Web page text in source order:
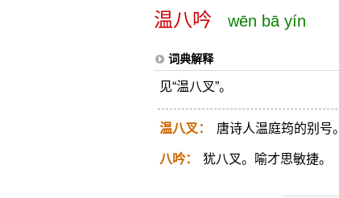
温八吟 wēn bā yín
词典解释
见“温八叉”。
温八叉： 唐诗人温庭筠的别号。
八吟： 犹八叉。喻才思敏捷。